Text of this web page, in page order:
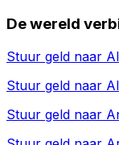
De wereld
Stuur geld naar
Stuur geld naar
Stuur geld naar